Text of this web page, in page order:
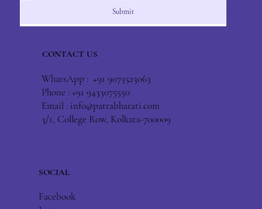
Submit
CONTACT US
WhatsApp : +91 9073523063
Phone : +91 9433075550
Email : info@patrabharati.com
3/1, College Row, Kolkata-700009
SOCIAL
Facebook